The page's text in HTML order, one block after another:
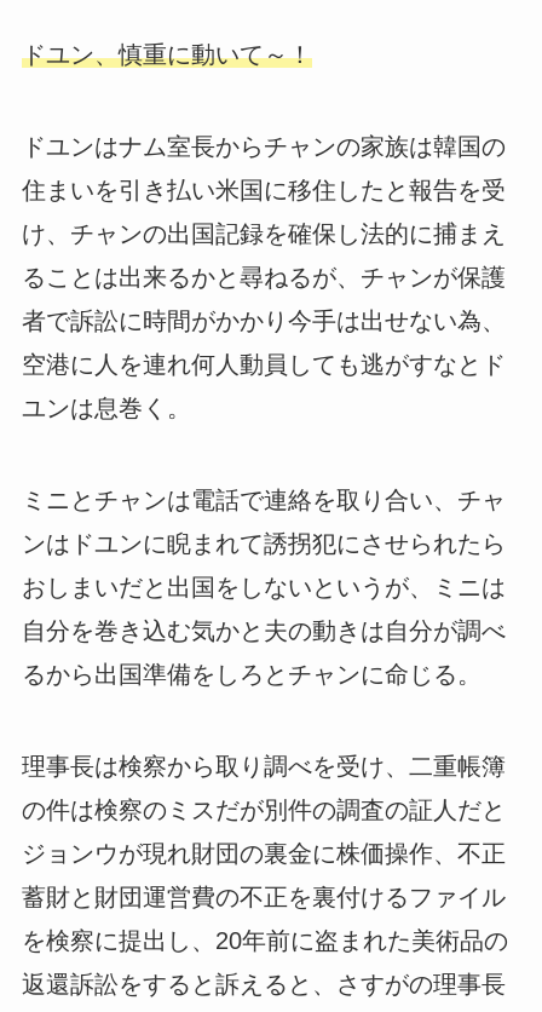
ドユン、慎重に動いて～！
ドユンはナム室長からチャンの家族は韓国の
住まいを引き払い米国に移住したと報告を受
け、チャンの出国記録を確保し法的に捕まえ
ることは出来るかと尋ねるが、チャンが保護
者で訴訟に時間がかかり今手は出せない為、
空港に人を連れ何人動員しても逃がすなとド
ユンは息巻く。
ミニとチャンは電話で連絡を取り合い、チャ
ンはドユンに睨まれて誘拐犯にさせられたら
おしまいだと出国をしないというが、ミニは
自分を巻き込む気かと夫の動きは自分が調べ
るから出国準備をしろとチャンに命じる。
理事長は検察から取り調べを受け、二重帳簿
の件は検察のミスだが別件の調査の証人だと
ジョンウが現れ財団の裏金に株価操作、不正
蓄財と財団運営費の不正を裏付けるファイル
を検察に提出し、20年前に盗まれた美術品の
返還訴訟をすると訴えると、さすがの理事長